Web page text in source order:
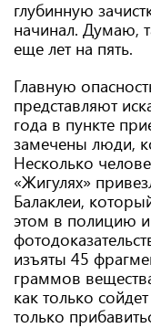
глубинную
начинал. Думаю,
еще лет на пять.
Главную
представляют
года в пункте
замечены люди,
Несколько
«Жигулях»
Балаклеи,
этом в полицию и
изъяты 45
граммов
как только
только